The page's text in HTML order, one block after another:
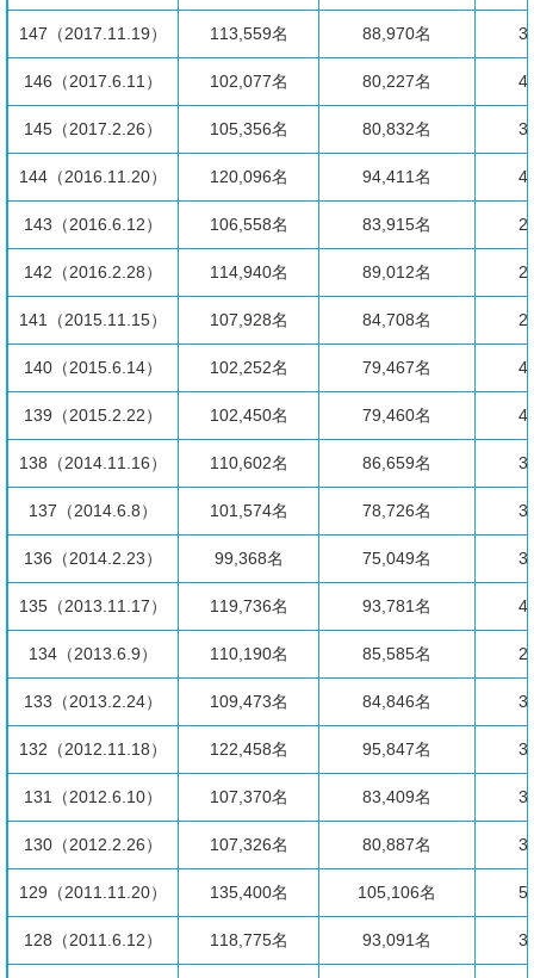
147（2017.11.19） 113,559名 88,970名
146（2017.6.11） 102,077名 80,227名
145（2017.2.26） 105,356名 80,832名
144（2016.11.20） 120,096名 94,411名
143（2016.6.12） 106,558名 83,915名
142（2016.2.28） 114,940名 89,012名
141（2015.11.15） 107,928名 84,708名
140（2015.6.14） 102,252名 79,467名
139（2015.2.22） 102,450名 79,460名
138（2014.11.16） 110,602名 86,659名
137（2014.6.8） 101,574名 78,726名
136（2014.2.23） 99,368名 75,049名
135（2013.11.17） 119,736名 93,781名
134（2013.6.9） 110,190名 85,585名
133（2013.2.24） 109,473名 84,846名
132（2012.11.18） 122,458名 95,847名
131（2012.6.10） 107,370名 83,409名
130（2012.2.26） 107,326名 80,887名
129（2011.11.20） 135,400名 105,106名
128（2011.6.12） 118,775名 93,091名